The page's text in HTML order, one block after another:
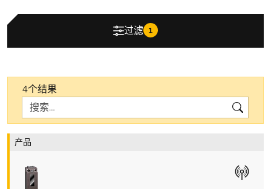
过滤 1
4个结果
Search
Search
产品